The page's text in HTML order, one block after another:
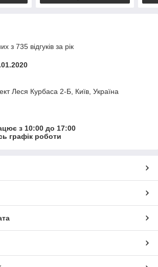
з 735 відгуків за рік
Леся Курбаса 2-Б, Київ, Україна
з 10:00 до 17:00
графік роботи